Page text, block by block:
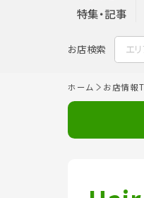
特集・記事
お店検索 エ
ホーム お店情報